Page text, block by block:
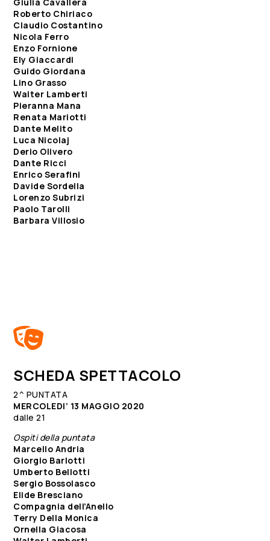
Giulia Cavallera
Roberto Chiriaco
Claudio Costantino
Nicola Ferro
Enzo Fornione
Ely Giaccardi
Guido Giordana
Lino Grasso
Walter Lamberti
Pieranna Mana
Renata Mariotti
Dante Melito
Luca Nicolaj
Derio Olivero
Dante Ricci
Enrico Serafini
Davide Sordella
Lorenzo Subrizi
Paolo Tarolli
Barbara Villosio

SCHEDA SPETTACOLO
2^ PUNTATA
MERCOLEDI’ 13 MAGGIO 2020
dalle 21
Ospiti della puntata
Marcello Andria
Giorgio Barlotti
Umberto Bellotti
Sergio Bossolasco
Elide Bresciano
Compagnia dell’Anello
Terry Della Monica
Ornella Giacosa